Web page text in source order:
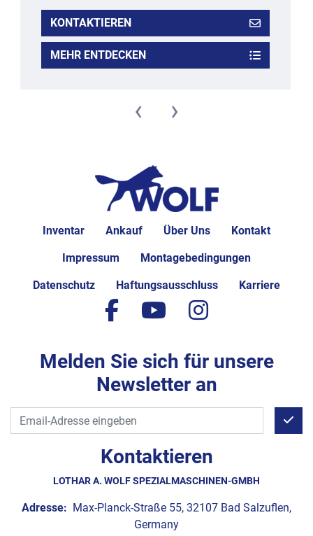
KONTAKTIEREN
MEHR ENTDECKEN
‹ ›
Inventar Ankauf Über Uns Kontakt
Impressum Montagebedingungen
Datenschutz Haftungsausschluss Karriere
Kontaktieren
LOTHAR A. WOLF SPEZIALMASCHINEN-GMBH
Adresse: Max-Planck-Straße 55, 32107 Bad Salzuflen,
Germany
facebook
youtubeinstagram
Melden Sie sich für unsere
Newsletter an